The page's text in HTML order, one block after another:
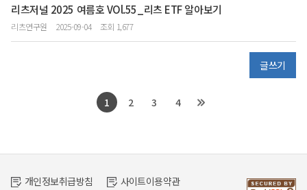
리츠저널 2025 여름호 VOl.55_리츠 ETF 알아보기
리츠연구원 2025-09-04 조회 1,677
글쓰기
1 2 3 4
개인정보취급방침 사이트이용약관